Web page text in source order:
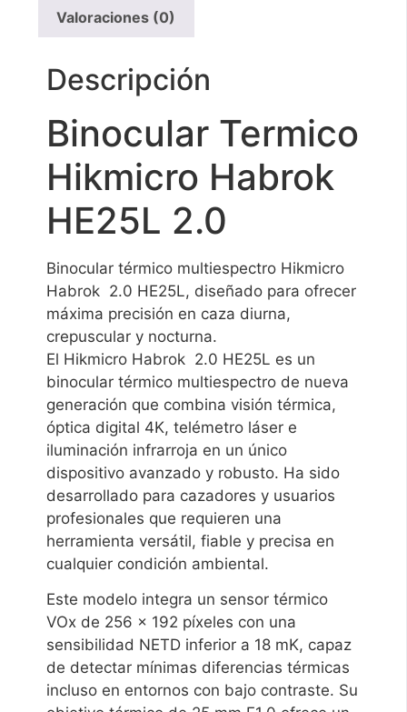
Valoraciones (0)
Descripción
Binocular Termico
Hikmicro Habrok
HE25L 2.0
Binocular térmico multiespectro Hikmicro
Habrok 2.0 HE25L, diseñado para ofrecer
máxima precisión en caza diurna,
crepuscular y nocturna.
El Hikmicro Habrok 2.0 HE25L es un
binocular térmico multiespectro de nueva
generación que combina visión térmica,
óptica digital 4K, telémetro láser e
iluminación infrarroja en un único
dispositivo avanzado y robusto. Ha sido
desarrollado para cazadores y usuarios
profesionales que requieren una
herramienta versátil, fiable y precisa en
cualquier condición ambiental.
Este modelo integra un sensor térmico
VOx de 256 × 192 píxeles con una
sensibilidad NETD inferior a 18 mK, capaz
de detectar mínimas diferencias térmicas
incluso en entornos con bajo contraste. Su